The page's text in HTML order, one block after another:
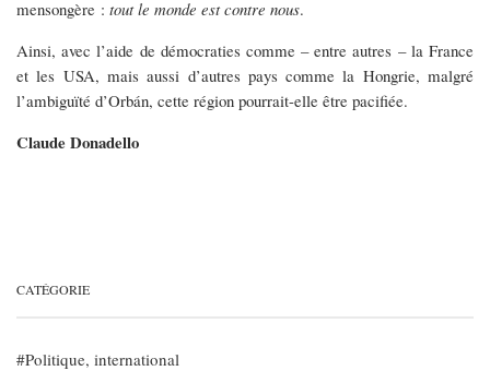
mensongère : tout le monde est contre nous.
Ainsi, avec l’aide de démocraties comme – entre autres – la France
et les USA, mais aussi d’autres pays comme la Hongrie, malgré
l’ambiguïté d’Orbán, cette région pourrait-elle être pacifiée.
Claude Donadello
CATÉGORIE
Politique, international